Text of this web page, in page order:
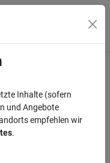
Inhalte (sofern
und Angebote
empfehlen wir
.